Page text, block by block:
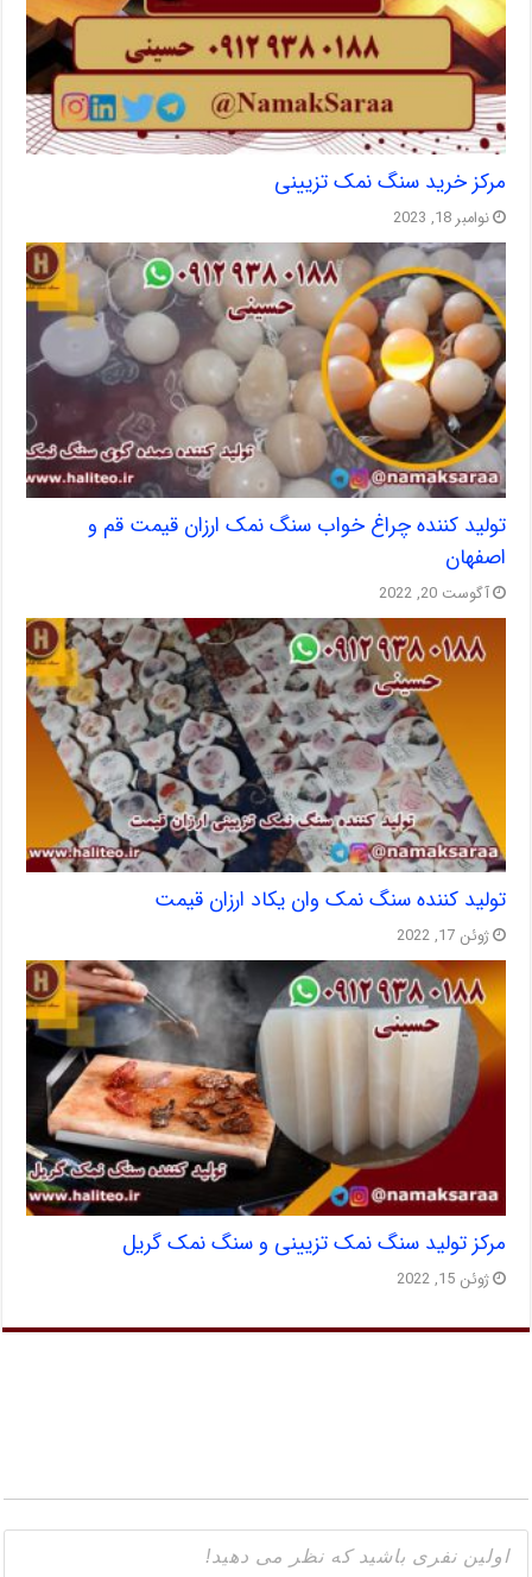
مرکز خرید سنگ نمک تزیینی
نوامبر 18, 2023
تولید کننده چراغ خواب سنگ نمک ارزان قیمت قم و
اصفهان
آگوست 20, 2022
تولید کننده سنگ نمک وان یکاد ارزان قیمت
ژوئن 17, 2022
مرکز تولید سنگ نمک تزیینی و سنگ نمک گریل
ژوئن 15, 2022